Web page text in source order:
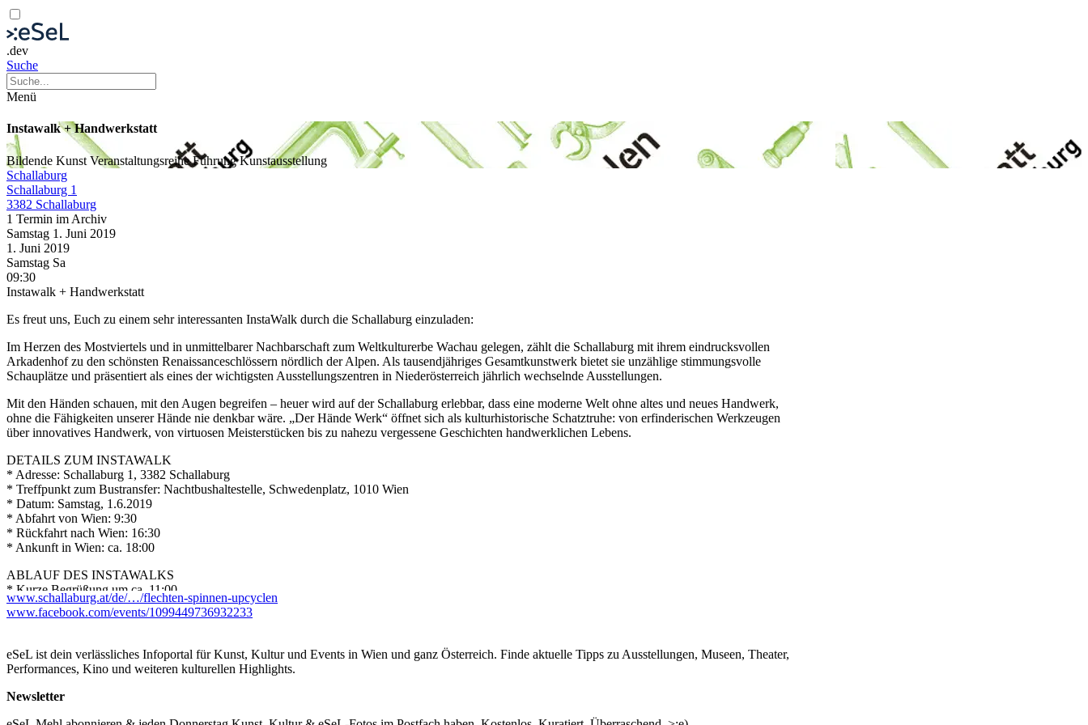
.dev
Suche
Menü
Instawalk + Handwerkstatt
Bildende Kunst VeranstaltungsreiheFührungKunstausstellung
Schallaburg
Schallaburg 1
3382 Schallaburg
1 Termin im Archiv
Samstag 1. Juni 2019
1. Juni 2019
Samstag Sa
09:30
Instawalk + Handwerkstatt
Es freut uns, Euch zu einem sehr interessanten InstaWalk durch die Schallaburg einzuladen:
Im Herzen des Mostviertels und in unmittelbarer Nachbarschaft zum Weltkulturerbe Wachau gelegen, zählt die Schallaburg mit ihrem eindrucksvollen
Arkadenhof zu den schönsten Renaissanceschlössern nördlich der Alpen. Als tausendjähriges Gesamtkunstwerk bietet sie unzählige stimmungsvolle
Schauplätze und präsentiert als eines der wichtigsten Ausstellungszentren in Niederösterreich jährlich wechselnde Ausstellungen.
Mit den Händen schauen, mit den Augen begreifen – heuer wird auf der Schallaburg erlebbar, dass eine moderne Welt ohne altes und neues Handwerk,
ohne die Fähigkeiten unserer Hände nie denkbar wäre. „Der Hände Werk“ öffnet sich als kulturhistorische Schatztruhe: von erfinderischen Werkzeugen
über innovatives Handwerk, von virtuosen Meisterstücken bis zu nahezu vergessene Geschichten handwerklichen Lebens.
DETAILS ZUM INSTAWALK
* Adresse: Schallaburg 1, 3382 Schallaburg
* Treffpunkt zum Bustransfer: Nachtbushaltestelle, Schwedenplatz, 1010 Wien
* Datum: Samstag, 1.6.2019
* Abfahrt von Wien: 9:30
* Rückfahrt nach Wien: 16:30
* Ankunft in Wien: ca. 18:00
ABLAUF DES INSTAWALKS
* Kurze Begrüßung um ca. 11:00
* Anschließend Führung durch die Ausstellung & Schloss
* Gemeinsames Mittagessen
„Handwerkstatt Schallaburg“ statt, wo man selbst aktiv werden und den Handwerker und Handwerkerinnen über die Schulter schauen kann
Handwerkstatt
Informieren, Mitmachen, Amüsieren - bei der Handwerkstatt Schallaburg!
www.schallaburg.at/de/…/flechten-spinnen-upcyclen
www.facebook.com/events/1099449736932233
eSeL ist dein verlässliches Infoportal für Kunst, Kultur und Events in Wien und ganz Österreich. Finde aktuelle Tipps zu Ausstellungen, Museen, Theater,
Performances, Kino und weiteren kulturellen Highlights.
Newsletter